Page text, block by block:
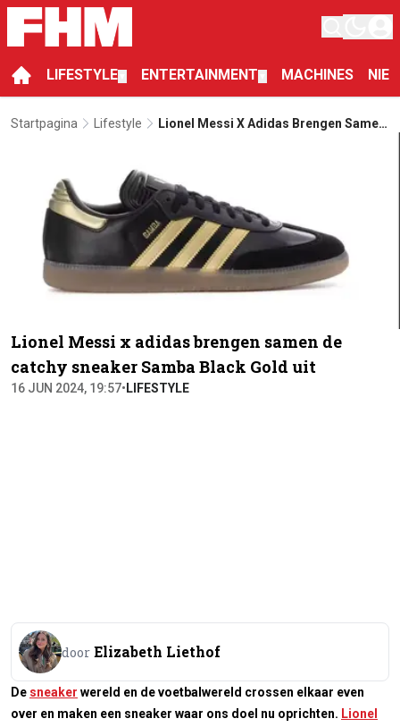
LIFESTYLE ENTERTAINMENT MACHINES
Startpagina Lifestyle
Lionel Messi X Adidas Brengen Samen
Lionel Messi x adidas brengen samen de
catchy sneaker Samba Black Gold uit
16 JUN 2024, 19:57• LIFESTYLE
door Elizabeth Liethof
De sneaker wereld en de voetbalwereld crossen elkaar even
over en maken een sneaker waar ons doel nu oprichten. Lionel